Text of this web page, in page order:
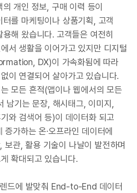
개인 정보, 구매 이력 등이
를 마케팅이나 상품기획, 고객
해 왔습니다. 고객들은 여전히
서 생활을 이어가고 있지만 디지털
DX)이 가속화됨에 따라
이 연결되어 살아가고 있습니다.
모든 흔적(앱이나 웹에서의 모든
남기는 문장, 해시태그, 이미지,
와 검색어 등)이 데이터화 되고
증가하는 온·오프라인 데이터에
보관, 활용 기술이 나날이 발전하며
확대되고 있습니다.
드에 발맞춰 End-to-End 데이터